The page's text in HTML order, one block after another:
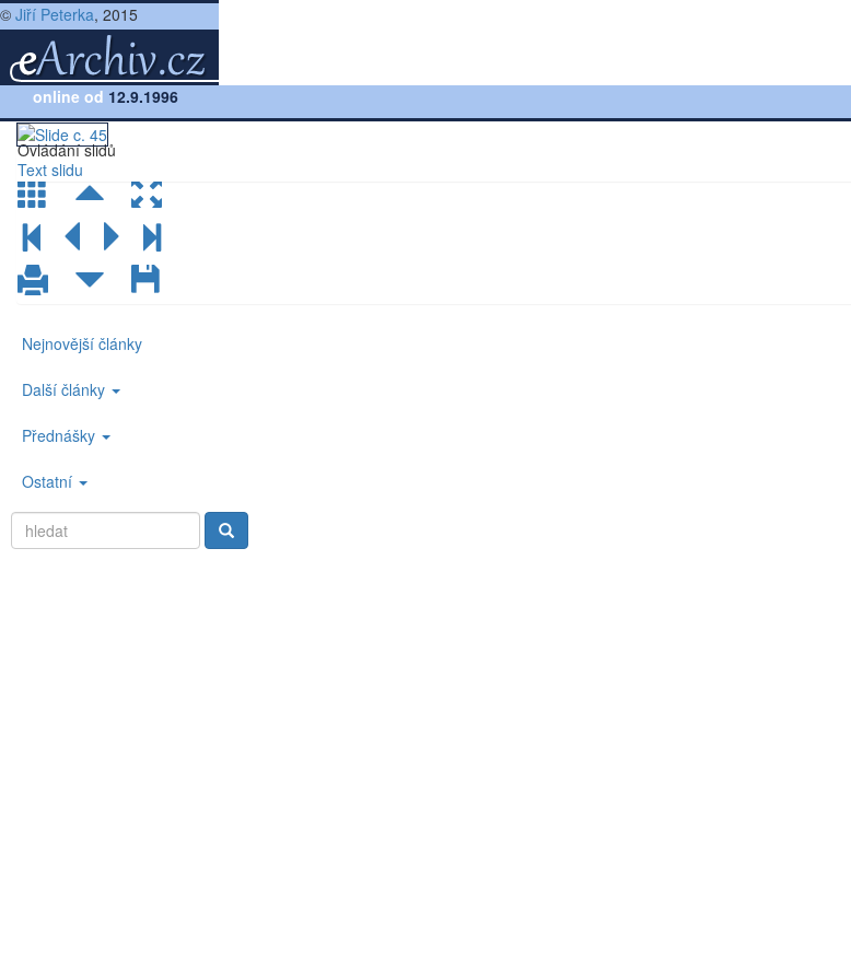
© Jiří Peterka, 2015
online od 12.9.1996
Ovládání slidů
Nejnovější články
Další články
Přednášky
Ostatní
Přednáška:Počítačové sítě, verze 4.0
Text slidu